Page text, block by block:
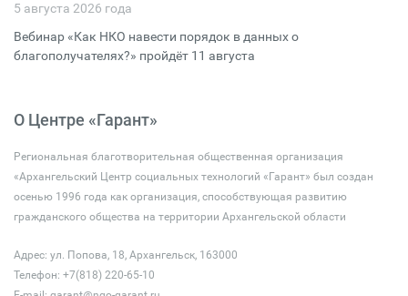
5 августа 2026 года
Вебинар «Как НКО навести порядок в данных о
благополучателях?» пройдёт 11 августа
О Центре «Гарант»
Региональная благотворительная общественная организация
«Архангельский Центр социальных технологий «Гарант» был создан
осенью 1996 года как организация, способствующая развитию
гражданского общества на территории Архангельской области
Адрес: ул. Попова, 18, Архангельск, 163000
Телефон: +7(818) 220-65-10